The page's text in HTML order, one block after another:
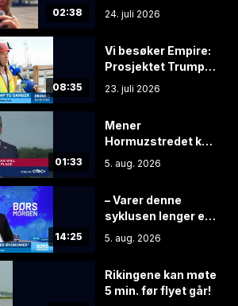
02:38
har mistet alt
24. juli 2026
08:35
Vi besøker Empire:
Prosjektet Trump
hater
23. juli 2026
01:33
Mener
Hormuzstredet kan
åpne for fullt innen
få timer
5. aug. 2026
14:25
– Varer denne
syklusen lenger er
aksjene grisebillige
5. aug. 2026
Rikingene kan møte
5 min. før flyet går!